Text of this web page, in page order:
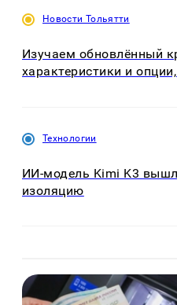
Новости Тольятти
Изучаем обновлённый
характеристики и
Технологии
ИИ-модель Kimi K3
изоляцию